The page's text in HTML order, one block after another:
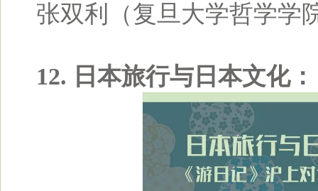
张双利（复旦大学哲学学
12. 日本旅行与日本文化